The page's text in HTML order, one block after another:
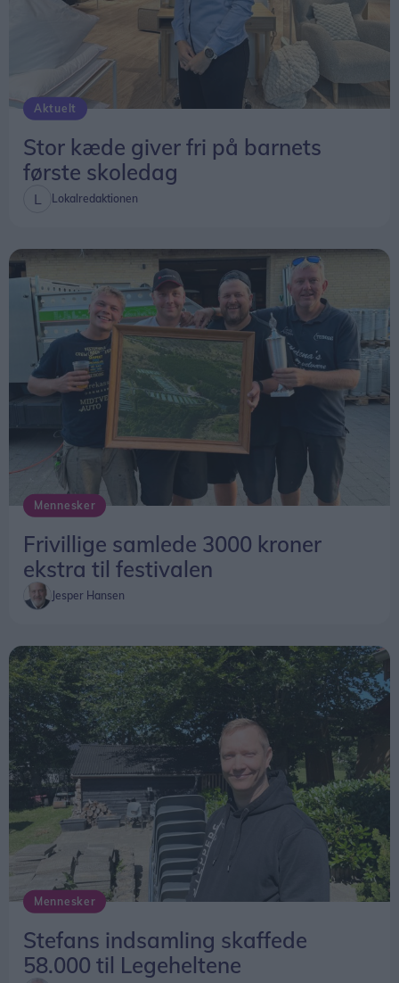
Aktuelt
Stor kæde giver fri på barnets
første skoledag
Lokalredaktionen
Mennesker
Frivillige samlede 3000 kroner
ekstra til festivalen
Jesper Hansen
Mennesker
Stefans indsamling skaffede
58.000 til Legeheltene